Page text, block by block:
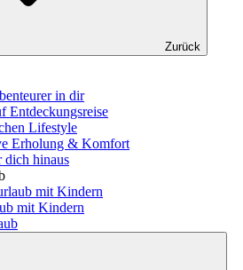
Zurück
in dir
Entdeckungsreise
Lifestyle
Erholung & Komfort
dich hinaus
mit Kindern
mit Kindern